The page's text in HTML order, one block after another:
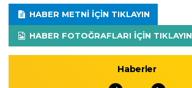
HABER METNI IÇIN TIKLAYIN
HABER FOTOĞRAFLARI IÇIN TIKLAYIN
Haberler